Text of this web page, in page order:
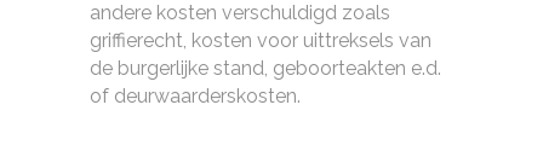
andere kosten verschuldigd zoals
griffierecht, kosten voor uittreksels van
de burgerlijke stand, geboorteakten e.d.
of deurwaarderskosten.